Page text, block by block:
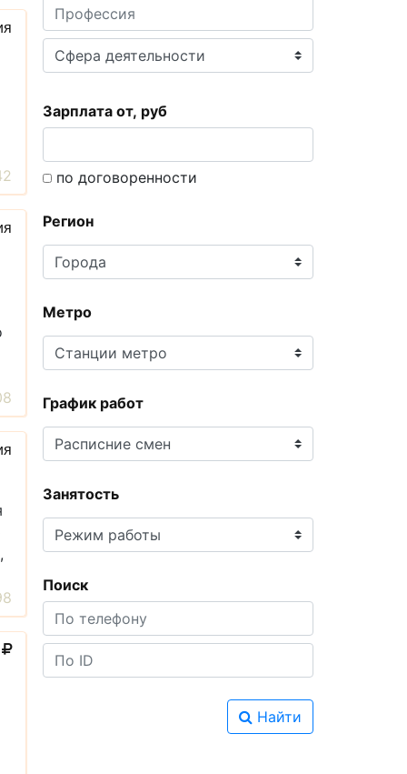
Зарплата от, руб
по договоренности
Регион
Метро
График работ
Занятость
Поиск
Найти